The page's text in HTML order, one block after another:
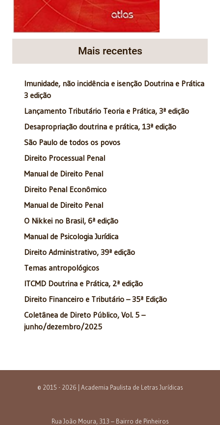
Mais recentes
Imunidade, não incidência e isenção Doutrina e Prática
3 edição
Lançamento Tributário Teoria e Prática, 3ª edição
Desapropriação doutrina e prática, 13ª edição
São Paulo de todos os povos
Direito Processual Penal
Manual de Direito Penal
Direito Penal Econômico
Manual de Direito Penal
O Nikkei no Brasil, 6ª edição
Manual de Psicologia Jurídica
Direito Administrativo, 39ª edição
Temas antropológicos
ITCMD Doutrina e Prática, 2ª edição
Direito Financeiro e Tributário – 35ª Edição
Coletânea de Direto Público, Vol. 5 –
junho/dezembro/2025
© 2015 - 2026 | Academia Paulista de Letras Jurídicas
Rua João Moura, 313 – Bairro de Pinheiros